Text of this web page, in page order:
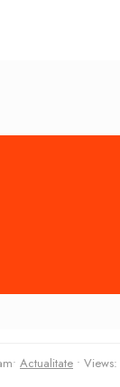
• Actualitate •